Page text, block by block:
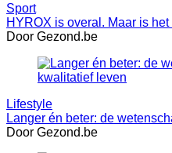
Sport
HYROX is overal. Maar is
Door Gezond.be
Lifestyle
Langer én beter: de
Door Gezond.be